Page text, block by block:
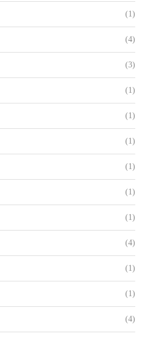
(1)
(4)
(3)
(1)
(1)
(1)
(1)
(1)
(1)
(4)
(1)
(1)
(4)